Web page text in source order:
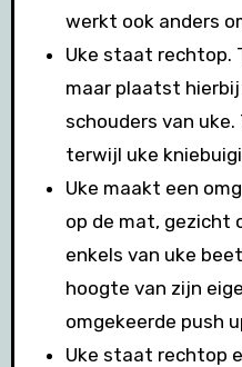
werkt ook anders
Uke staat rechtop.
maar plaatst
schouders van uke.
terwijl uke
Uke maakt een
op de mat, gezicht
enkels van uke
hoogte van zijn
omgekeerde push
Uke staat rechtop